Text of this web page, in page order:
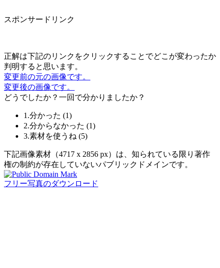
スポンサードリンク
正解は下記のリンクをクリックすることでどこが変わったか
判明すると思います。
変更前の元の画像です。
変更後の画像です。
どうでしたか？一回で分かりましたか？
1.分かった (1)
2.分からなかった (1)
3.素材を使うね (5)
下記画像素材（4717 x 2856 px）は、知られている限り著作
権の制約が存在していないパブリックドメインです。
フリー写真のダウンロード